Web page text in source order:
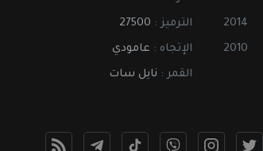
2014
2010
الترميز : 27500
الإتجاه : عامودي
القمر : نايل سات